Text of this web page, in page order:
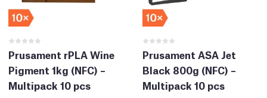
Prusament rPLA Wine
Pigment 1kg (NFC) –
Multipack 10 pcs
Prusament ASA Jet
Black 800g (NFC) –
Multipack 10 pcs